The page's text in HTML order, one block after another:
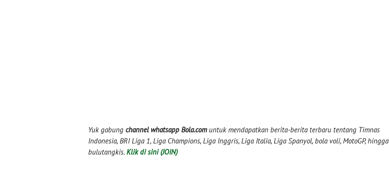
Yuk gabung channel whatsapp Bola.comuntuk mendapatkan berita-berita terbaru tentang Timnas
Indonesia, BRI Liga 1, Liga Champions, Liga Inggris, Liga Italia, Liga Spanyol, bola voli, MotoGP, hingga
bulutangkis. Klik di sini (JOIN)